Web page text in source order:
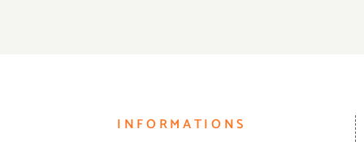
INFORMATIONS